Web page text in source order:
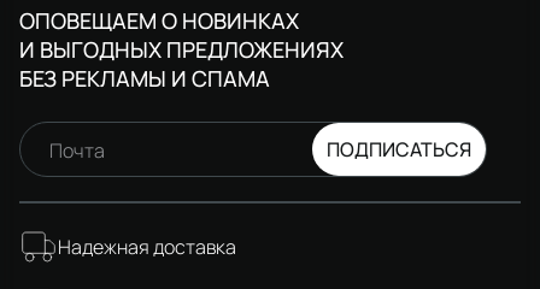
ОПОВЕЩАЕМ О НОВИНКАХ
И ВЫГОДНЫХ ПРЕДЛОЖЕНИЯХ
БЕЗ РЕКЛАМЫ И СПАМА
Почта ПОДПИСАТЬСЯ
Надежная доставка